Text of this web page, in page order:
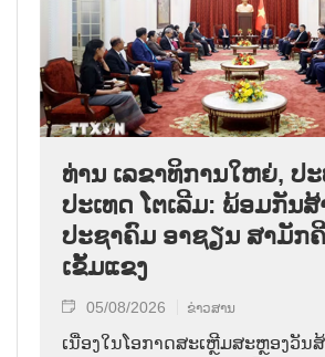
ທ່ານ ເລຂາທິການໃຫຍ່, ປ
ປະເທດ ໂຕເລີມ: ພ້ອມກັນສ້
ປະຊາຄົມ ອາຊຽນ ສາມັກ
ເຂັ້ມແຂງ
05/08/2026 ຂ່າວສານ
ເນື່ອງໃນໂອກາດສະເຫຼີມສະຫຼອງວັນ